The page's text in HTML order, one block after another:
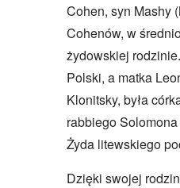
Cohen, syn Mashy
Cohenów, w
żydowskiej
Polski, a matka
Klonitsky, była
rabbiego
Żyda litewskiego
Dzięki swojej